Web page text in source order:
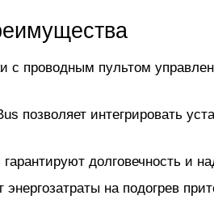
с проводным пультом
позволяет интегрировать
долговечность и
на подогрев